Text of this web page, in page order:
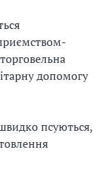
допомогу
псуються,